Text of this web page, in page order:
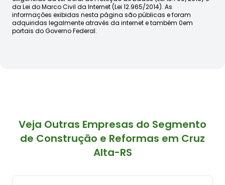
da Lei do Marco Civil da Internet (Lei 12.965/2014). As
informações exibidas nesta página são públicas e foram
adquiridas legalmente através da internet e também 0em
portais do Governo Federal.
Veja Outras Empresas do Segmento
de Construção e Reformas em Cruz
Alta-RS